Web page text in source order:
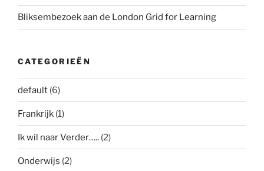
Bliksembezoek aan de London Grid for Learning
CATEGORIEËN
default (6)
Frankrijk (1)
Ik wil naar Verder….. (2)
Onderwijs (2)